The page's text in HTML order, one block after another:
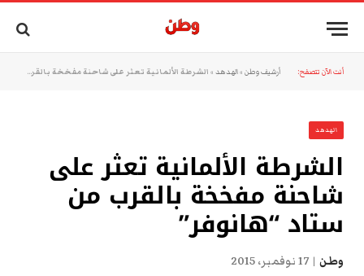
أنت الآن تتصفح: أرشيف وطن »الهدهد » الشرطة الألمانية تعثر على شاحنة مفخخة بالقرب من ستاد “هانوفر”
الهدهد
الشرطة الألمانية تعثر على
شاحنة مفخخة بالقرب من
ستاد “هانوفر”
وطن 17 نوفمبر، 2015